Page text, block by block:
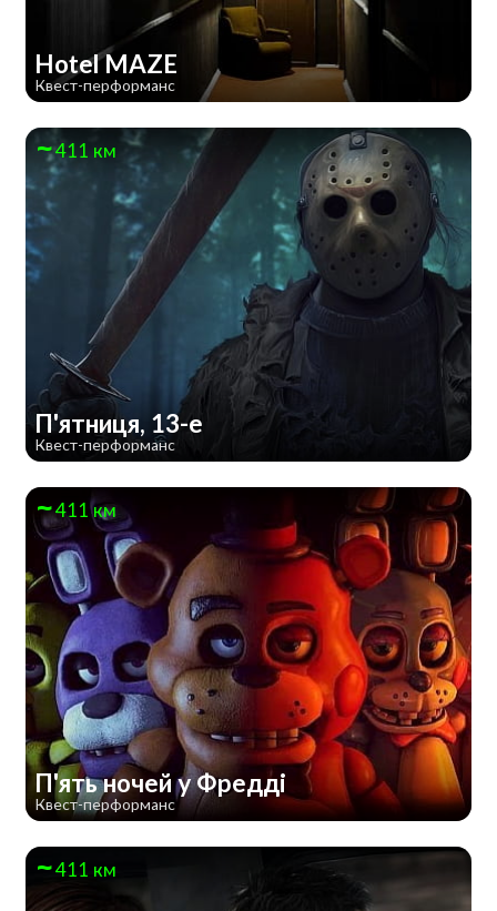
Hotel MAZE
Квест-перформанс
411 км
П'ятниця, 13-е
Квест-перформанс
411 км
П'ять ночей у Фредді
Квест-перформанс
411 км